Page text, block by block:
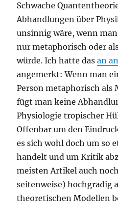
Schwache
Abhandlungen über
unsinnig wäre, wenn
nur metaphorisch oder
würde. Ich hatte dasan
angemerkt: Wenn man
Person metaphorisch als
fügt man keine
Physiologie tropischer
Offenbar um den
es sich wohl doch um so
handelt und um Kritik
meisten Artikel auch
seitenweise) hochgradig
theoretischen Modellen